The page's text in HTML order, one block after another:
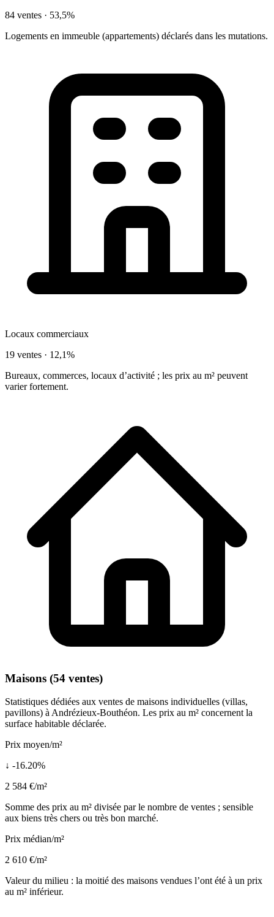
84 ventes · 53,5%
Logements en immeuble (appartements) déclarés dans les mutations.
Locaux commerciaux
19 ventes · 12,1%
Bureaux, commerces, locaux d’activité ; les prix au m² peuvent
varier fortement.
Maisons (54 ventes)
Statistiques dédiées aux ventes de maisons individuelles (villas,
pavillons) à Andrézieux-Bouthéon. Les prix au m² concernent la
surface habitable déclarée.
Prix moyen/m²
↓ -16.20%
2 584 €/m²
Somme des prix au m² divisée par le nombre de ventes ; sensible
aux biens très chers ou très bon marché.
Prix médian/m²
2 610 €/m²
Valeur du milieu : la moitié des maisons vendues l’ont été à un prix
au m² inférieur.